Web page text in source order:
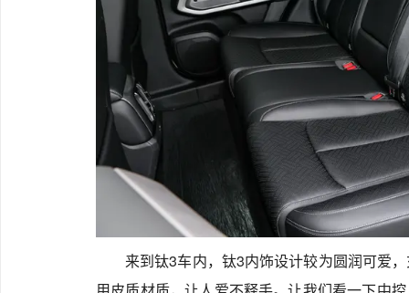
来到钛3车内，钛3内饰设计较为圆润可爱